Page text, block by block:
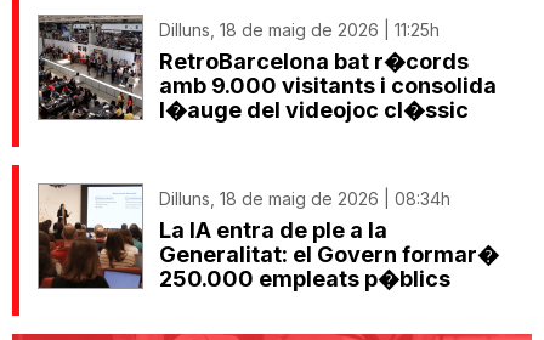
Dilluns, 18 de maig de 2026 | 11:25h
RetroBarcelona bat r�cords
amb 9.000 visitants i consolida
l�auge del videojoc cl�ssic
Dilluns, 18 de maig de 2026 | 08:34h
La IA entra de ple a la
Generalitat: el Govern formar�
250.000 empleats p�blics